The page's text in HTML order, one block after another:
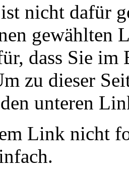
nicht dafür
gewählten
dass Sie im
zu dieser
unteren
Link nicht